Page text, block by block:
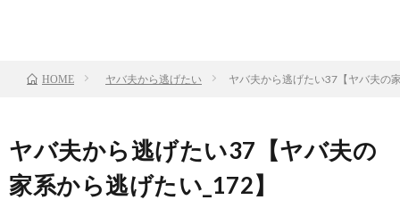
HOME ヤバ夫から逃げたい ヤバ夫から逃げたい37【ヤバ夫の
ヤバ夫から逃げたい37【ヤバ夫の
家系から逃げたい_172】